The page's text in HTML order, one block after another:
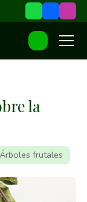
la
Árboles frutales